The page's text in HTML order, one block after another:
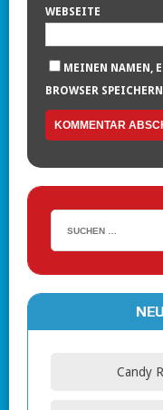
WEBSEITE
MEINEN NAMEN,
BROWSER
Candy